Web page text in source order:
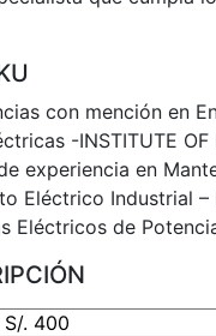
con mención en
-INSTITUTE OF
experiencia en
Eléctrico Industrial
Eléctricos de